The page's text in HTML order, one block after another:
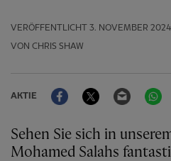
VERÖFFENTLICHT 3. NOVEMBER 2024
VON CHRIS SHAW
AKTIE
FacebookTwitter Email
Sehen Sie sich in
Mohamed Salahs